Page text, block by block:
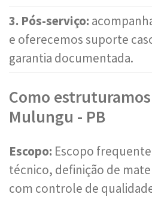
3. Pós-serviço:
e oferecemos suporte
garantia documentada.
Como
Mulungu - PB
Escopo: Escopo
técnico, definição de
com controle de